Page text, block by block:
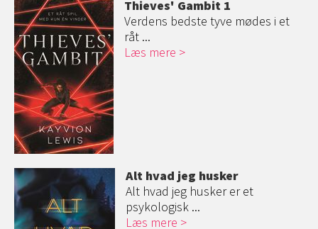
Thieves' Gambit 1
Verdens bedste tyve mødes i et
råt ...
Læs mere
Alt hvad jeg husker
Alt hvad jeg husker er et
psykologisk ...
Læs mere